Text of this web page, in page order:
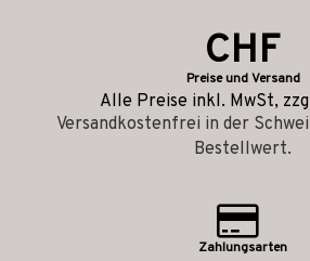
CHF
Preise und Versand
Alle Preise inkl. MwSt,
Versandkostenfrei in der
Bestellwert.
Zahlungsarten